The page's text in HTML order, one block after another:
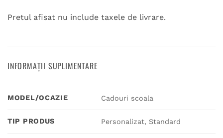
Pretul afisat nu include taxele de livrare.
INFORMAȚII SUPLIMENTARE
MODEL/OCAZIE Cadouri scoala
TIP PRODUS Personalizat, Standard